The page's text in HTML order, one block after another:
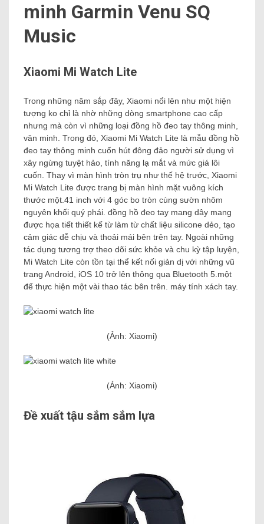
minh Garmin Venu SQ
Music
Xiaomi Mi Watch Lite
Trong những năm sắp đây, Xiaomi nổi lên như một hiện
tượng ko chỉ là nhờ những dòng smartphone cao cấp
nhưng mà còn vì những loại đồng hồ đeo tay thông minh,
văn minh. Trong đó, Xiaomi Mi Watch Lite là mẫu đồng hồ
đeo tay thông minh cuốn hút đông đảo người sử dụng vì
xây ngừng tuyệt hảo, tính năng lạ mắt và mức giá lôi
cuốn. Thay vì màn hình tròn trụ như thế hệ trước, Xiaomi
Mi Watch Lite được trang bị màn hình mặt vuông kích
thước một.41 inch với 4 góc bo tròn cùng sườn nhôm
nguyên khối quý phái. đồng hồ đeo tay mang dây mang
được họa tiết thiết kế từ làm từ chất liệu silicone dẻo, tạo
cảm giác dễ chịu và thoải mái bên trên tay. Ngoài những
tác dụng tương trợ theo dõi sức khỏe và chu kỳ tập luyện,
Mi Watch Lite còn tồn tại thể kết nối giản dị với những vũ
trang Android, iOS 10 trở lên thông qua Bluetooth 5.một
để thực hiện một vài thao tác bên trên. máy tính xách tay.
(Ảnh: Xiaomi)
(Ảnh: Xiaomi)
Đề xuất tậu sắm sắm lựa